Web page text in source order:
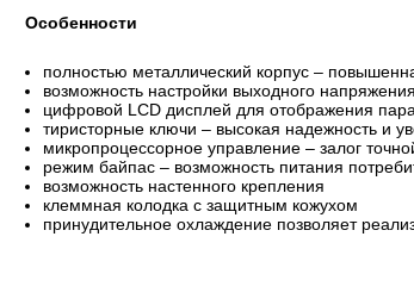
Особенности
полностью металлический корпус –
возможность настройки выходного
цифровой LCD дисплей для отображения
тиристорные ключи – высокая надежность и
микропроцессорное управление – залог
режим байпас – возможность питания
возможность настенного крепления
клеммная колодка с защитным кожухом
принудительное охлаждение позволяет